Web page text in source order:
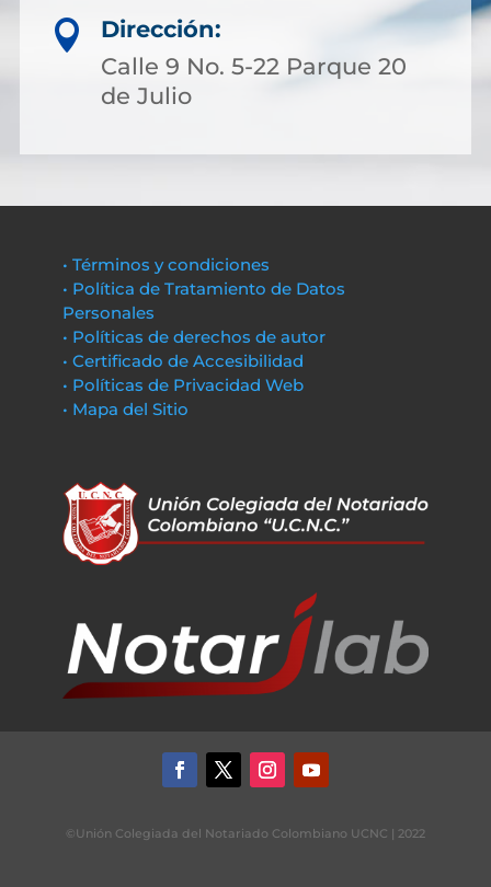

Dirección:
Calle 9 No. 5-22 Parque 20
de Julio
• Términos y condiciones
• Política de Tratamiento de Datos
Personales
• Políticas de derechos de autor
• Certificado de Accesibilidad
• Políticas de Privacidad Web
• Mapa del Sitio
©Unión Colegiada del Notariado Colombiano UCNC | 2022